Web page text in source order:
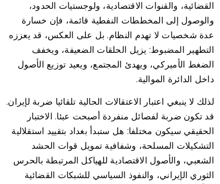
القضائية، والقنوات الاقتصادية، ولوجستيات الحدود،
والوصول إلى المخططات النفطية قائمة، فإن خسارة
عدة شخصيات لا تهدم النظام. بل على العكس، قد يعززه
التطهير المضبوط: يزيل الحلقات الضعيفة، ويخفف
الضغط الأميركي، ويهدئ المجتمع، ويعيد توزيع الأصول
داخل الدائرة الموالية.
لذلك لا ينبغي اعتبار الاعتقالات الحالية تلقائيا ضربة لإيران.
قد تكون ضربة لفصائل منفردة أصبحت عبئا. الاختبار
الحقيقي سيكون مختلفا: هل ستبدأ بغداد بتقييد استقلالية
التشكيلات المسلحة، وشفافية تمويل قوات الحشد
الشعبي، والأصول الاقتصادية للهياكل المرتبطة بالحرس
الثوري الإيراني، والنفوذ السياسي للشبكات القضائية